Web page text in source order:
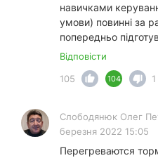
навичками
умови) повинні за
попередньо
Відповісти
105
104 1
Слободянюк Олег
березня 2022 15:05
Перегреваются